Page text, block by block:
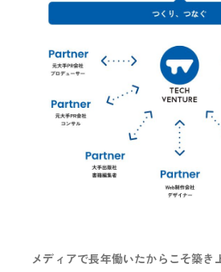
メディアで長年働いたからこそ築き